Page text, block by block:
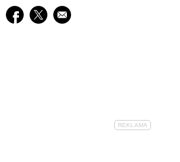
Udostępnij na facebook
Udostępnij na twitter
E-mail do przyjaciela